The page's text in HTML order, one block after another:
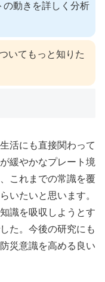
の動きを詳しく分析
いてもっと知りた
活にも直接関わって
緩やかなプレート境
これまでの常識を覆
いたいと思います。
識を吸収しようとす
た。今後の研究にも
災意識を高める良い